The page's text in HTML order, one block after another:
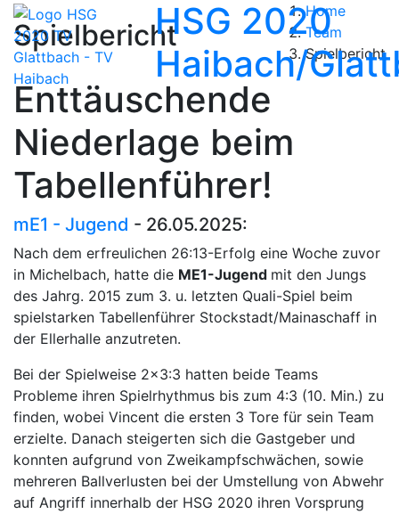
HSG 2020
Haibach/
Spielbericht
Home
Team
Spielbericht
Enttäuschende
Niederlage beim
Tabellenführer!
mE1 - Jugend - 26.05.2025:
Nach dem erfreulichen 26:13-Erfolg eine Woche zuvor
in Michelbach, hatte die ME1-Jugend mit den Jungs
des Jahrg. 2015 zum 3. u. letzten Quali-Spiel beim
spielstarken Tabellenführer Stockstadt/Mainaschaff in
der Ellerhalle anzutreten.
Bei der Spielweise 2x3:3 hatten beide Teams
Probleme ihren Spielrhythmus bis zum 4:3 (10. Min.) zu
finden, wobei Vincent die ersten 3 Tore für sein Team
erzielte. Danach steigerten sich die Gastgeber und
konnten aufgrund von Zweikampfschwächen, sowie
mehreren Ballverlusten bei der Umstellung von Abwehr
auf Angriff innerhalb der HSG 2020 ihren Vorsprung